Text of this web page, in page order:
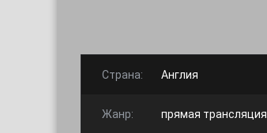
Страна: Англия
Жанр: прямая трансляция